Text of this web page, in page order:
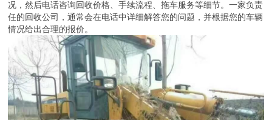
况，然后电话咨询回收价格、手续流程、拖车服务等细节。一家负责
任的回收公司，通常会在电话中详细解答您的问题，并根据您的车辆
情况给出合理的报价。